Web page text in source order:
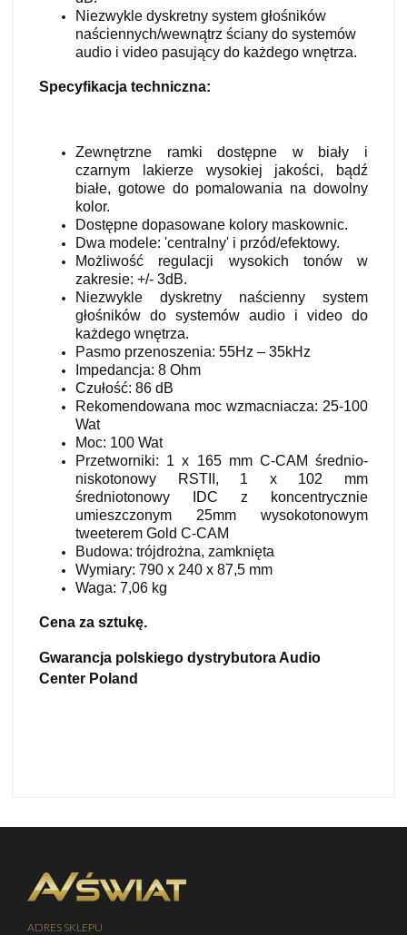
Niezwykle dyskretny system głośników
naściennych/wewnątrz ściany do systemów
audio i video pasujący do każdego wnętrza.
Specyfikacja techniczna:
Zewnętrzne ramki dostępne w biały i
czarnym lakierze wysokiej jakości, bądź
białe, gotowe do pomalowania na dowolny
kolor.
Dostępne dopasowane kolory maskownic.
Dwa modele: 'centralny' i przód/efektowy.
Możliwość regulacji wysokich tonów w
zakresie: +/- 3dB.
Niezwykle dyskretny naścienny system
głośników do systemów audio i video do
każdego wnętrza.
Pasmo przenoszenia: 55Hz – 35kHz
Impedancja: 8 Ohm
Czułość: 86 dB
Rekomendowana moc wzmacniacza: 25-100
Wat
Moc: 100 Wat
Przetworniki: 1 x 165 mm C-CAM średnio-
niskotonowy RSTII, 1 x 102 mm
średniotonowy IDC z koncentrycznie
umieszczonym 25mm wysokotonowym
tweeterem Gold C-CAM
Budowa: trójdrożna, zamknięta
Wymiary: 790 x 240 x 87,5 mm
Waga: 7,06 kg
Cena za sztukę.
Gwarancja polskiego dystrybutora Audio
Center Poland
ADRES SKLEPU